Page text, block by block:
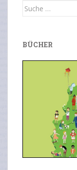
Suche
BÜCHER